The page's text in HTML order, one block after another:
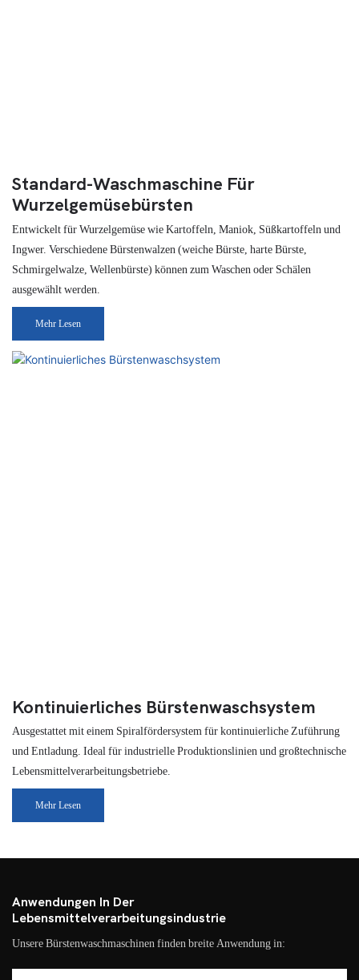
Standard-Waschmaschine Für
Wurzelgemüsebürsten
Entwickelt für Wurzelgemüse wie Kartoffeln, Maniok, Süßkartoffeln und
Ingwer. Verschiedene Bürstenwalzen (weiche Bürste, harte Bürste,
Schmirgelwalze, Wellenbürste) können zum Waschen oder Schälen
ausgewählt werden.
Mehr Lesen
Kontinuierliches Bürstenwaschsystem
Ausgestattet mit einem Spiralfördersystem für kontinuierliche Zuführung
und Entladung. Ideal für industrielle Produktionslinien und großtechnische
Lebensmittelverarbeitungsbetriebe.
Mehr Lesen
Anwendungen In Der
Lebensmittelverarbeitungsindustrie
Unsere Bürstenwaschmaschinen finden breite Anwendung in: